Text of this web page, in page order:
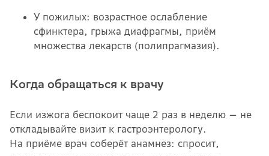
У пожилых: возрастное ослабление
сфинктера, грыжа диафрагмы, приём
множества лекарств (полипрагмазия).
Когда обращаться к врачу
Если изжога беспокоит чаще 2 раз в неделю — не
откладывайте визит к гастроэнтерологу.
На приёме врач соберёт анамнез: спросит,